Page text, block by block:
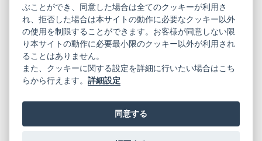
コーポレート
サイト
袖
サイト
ニュースレター
ご利用案内
お問い合わせ
プライバシーポリシー
特定商取引法に基づく表記
ご利用規約
ぶことができ、同意した場合は全てのクッキーが利用さ
れ、拒否した場合は本サイトの動作に必要なクッキー以外
の使用を制限することができます。お客様が同意しない限
り本サイトの動作に必要最小限のクッキー以外が利用され
ることはありません。
また、クッキーに関する設定を詳細に行いたい場合はこち
らから行えます。詳細設定
同意する